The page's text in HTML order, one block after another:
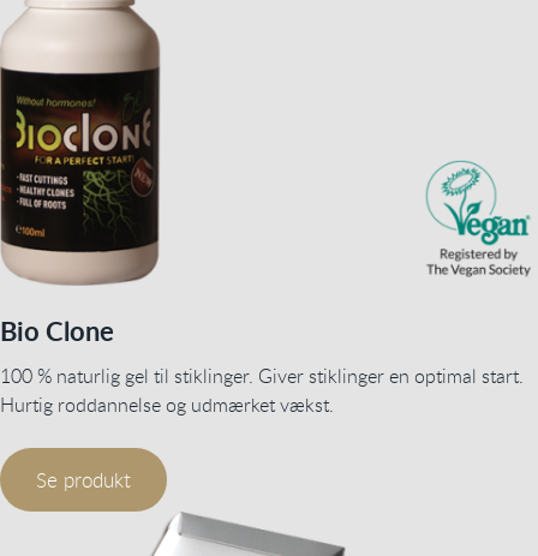
Bio Clone
100 % naturlig gel til stiklinger. Giver stiklinger en optimal start.
Hurtig roddannelse og udmærket vækst.
Se produkt